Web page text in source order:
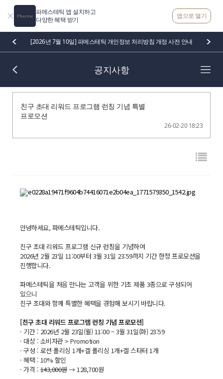
파메스테틱 앱 설치하고
다양한 혜택 받기
앱으로 열기
[2026년 7월 10일] 파메스테틱 개인정보 처리방침 개정 사전 안내
공지사항
친구 초대 리워드 프로그램 런칭 기념 특별
프로모션
26-02-20 18:23
안녕하세요, 파메스테틱입니다.
친구 초대 리워드 프로그램 신규 런칭을 기념하여
2026년 2월 23일 11:00부터 3월 31일 23:59까지 기간 한정 프로모션을
진행합니다.
파메스테틱을 처음 만나는 고객을 위한 기초 제품 3종으로 구성되어
있으니
친구 초대와 함께 특별한 혜택을 경험해 보시기 바랍니다.
[친구 초대 리워드 프로그램 런칭 기념 프로모션]
· 기간 : 2026년 2월 23일(월) 11:00 ~ 3월 31일(화) 23:59
· 대상 : 소비자관 > Promotion
· 구성 : 로션 폴리싱 1개+겔 폴리싱 1개+겔 스타터 1개
· 혜택 : 10% 할인
· 가격 :143,000원→ 128,700원